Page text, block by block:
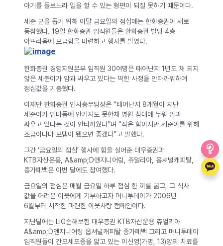
아기를 돌보느라 일을 할 수 있는 형편이 되질 못하기 때문이다.
세준 군을 돕기 위해 이달 금요일의 점심에는 한화증권이 새로
동참했다. 19일 한화증권 임직원들은 환화증권 빌딩 4층
아뜨리움에 모금함을 마련하고 행사를 벌였다.
한화증권 경영지원본부 임직원 30여명은 태어난지 1년도 채 되지
않은 세준이가 암과 싸우고 있다는 딱한 사정을 안타까워하며
점심값을 기증했다.
이재만 한화증권 인사총무팀장은 “태어난지 8개월이 지난
세준이가 엄마품에 안기지도 못한채 병원 침대에 누워 암과
싸우고 있다는 것이 안타까웠다”며 “작은 힘이지만 세준이를 위해
조금이나마 보탬이 됐으면 좋겠다”고 말했다.
그간 ‘금요일의 점심’ 행사에 힘을 실어준 대우증권과
KTB자산운용, A&amp;D엔지니어링, 쥬얼리아, 옵셔널캐피탈,
종가폐백은 이번 달에도 참여했다.
금요일의 점심은 매월 금요일 하루 점심 한 끼를 굶고, 그 식사
값을 어려운 이웃에게 기부하고자 머니투데이가 2006년
6월부터 시작한 마련한 이웃사랑 캠페인이다.
지난달에는 LIG손해보험 대우증권 KTB자산운용 쥬얼리아
A&amp;D엔지니어링 옵셔널캐피탈 종가폐백 그리고 머니투데이
임직원들이 간모세포종을 앓고 있는 이신영(가명, 13)양의 치료를